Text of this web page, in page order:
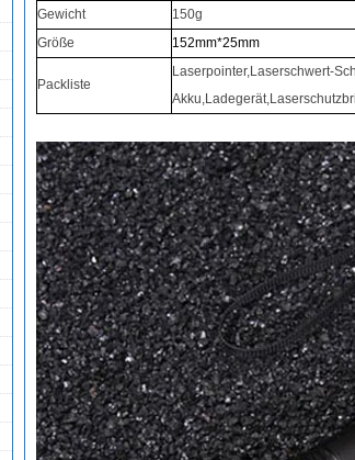
Gewicht
150g
Größe
152mm*25mm
Packliste
Laserpointer,Laserschwert-